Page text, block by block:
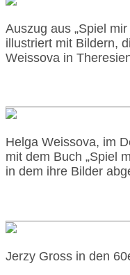
Auszug aus „Spiel
illustriert mit Bildern,
Weissova in
Helga Weissova, im
mit dem Buch „Spiel
in dem ihre Bilder
Jerzy Gross in den